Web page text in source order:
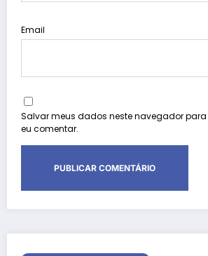
Email
Salvar meus dados neste navegador
eu comentar.